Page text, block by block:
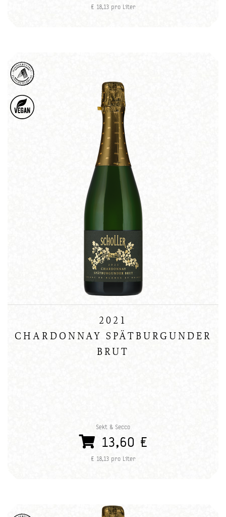
€ 18,13 pro Liter
2021
CHARDONNAY SPÄTBURGUNDER
BRUT
Sekt & Secco
13,60 €
€ 18,13 pro Liter